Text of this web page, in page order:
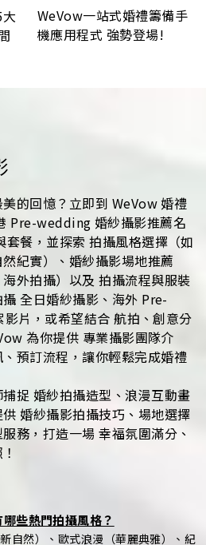
WeVow一站式婚禮籌備手
機應用程式 強勢登場!
的回憶？立即到 WeVow 婚禮
Pre-wedding 婚紗攝影推薦名
套餐，並探索 拍攝風格選擇（如
紀實）、婚紗攝影場地推薦
海外拍攝）以及 拍攝流程與服裝
全日婚紗攝影、海外 Pre-
片，或希望結合 航拍、創意分
為你提供 專業攝影團隊介
預訂流程，讓你輕鬆完成婚禮
捉 婚紗拍攝造型、浪漫互動畫
婚紗攝影拍攝技巧、場地選擇
務，打造一場 幸福氛圍滿分、
些熱門拍攝風格？
自然）、歐式浪漫（華麗典雅）、紀